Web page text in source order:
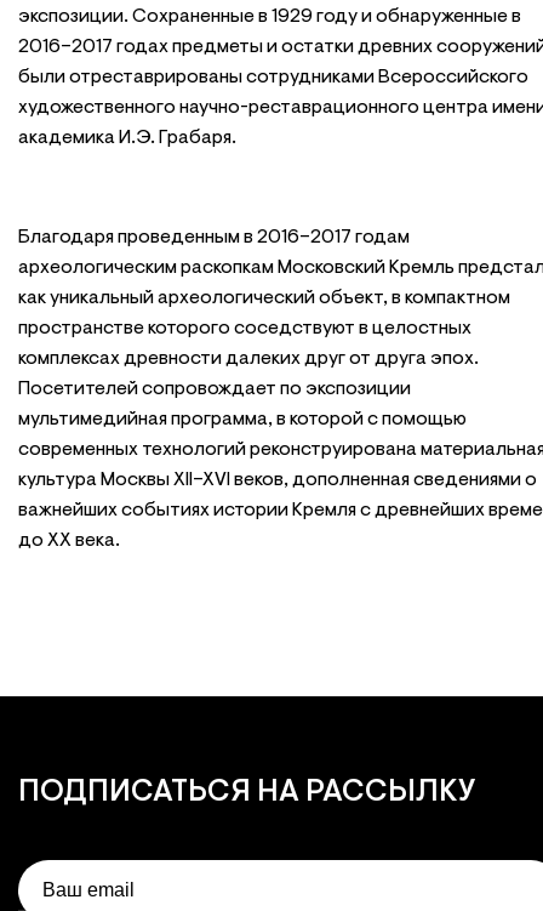
экспозиции. Сохраненные в 1929 году и обнаруженные в
2016–2017 годах предметы и остатки древних
были отреставрированы сотрудниками Всероссийского
художественного научно-реставрационного центра
академика И.Э. Грабаря.
Благодаря проведенным в 2016–2017 годам
археологическим раскопкам Московский Кремль
как уникальный археологический объект, в компактном
пространстве которого соседствуют в целостных
комплексах древности далеких друг от друга эпох.
Посетителей сопровождает по экспозиции
мультимедийная программа, в которой с помощью
современных технологий реконструирована
культура Москвы XII–XVI веков, дополненная сведениями о
важнейших событиях истории Кремля с древнейших
до XX века.
ПОДПИСАТЬСЯ НА РАССЫЛКУ
Email
Часы работы объектов музея
Объект
Оружейная палата